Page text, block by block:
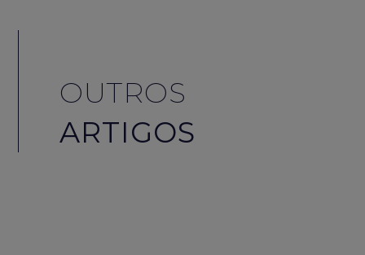
OUTROS
ARTIGOS